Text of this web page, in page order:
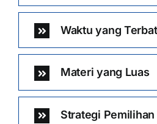
Waktu yang
Materi yang Luas
Strategi